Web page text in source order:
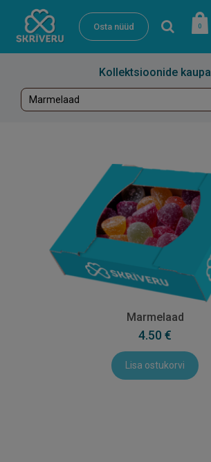
Osta nüüd 0
Kollektsioonide kaupa
Marmelaad
4.50 €
Lisa ostukorvi